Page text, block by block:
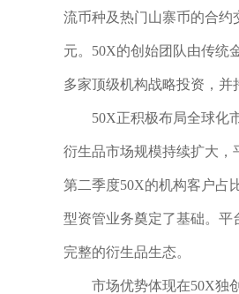
流币种及热门山寨币的合约
元。50X的创始团队由传统
多家顶级机构战略投资，并
50X正积极布局全球化
衍生品市场规模持续扩大，
第二季度50X的机构客户占
型资管业务奠定了基础。平
完整的衍生品生态。
市场优势体现在50X独